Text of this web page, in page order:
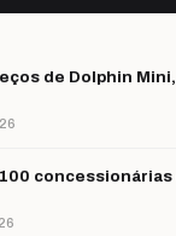
de Dolphin